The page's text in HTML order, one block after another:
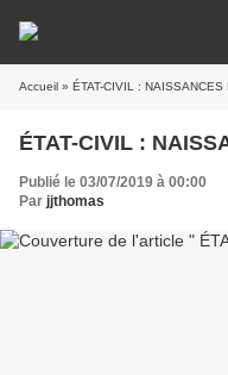
Accueil » ÉTAT-CIVIL : NAISSANCES
ÉTAT-CIVIL :
Publié le 03/07/2019 à 00:00
Par jjthomas